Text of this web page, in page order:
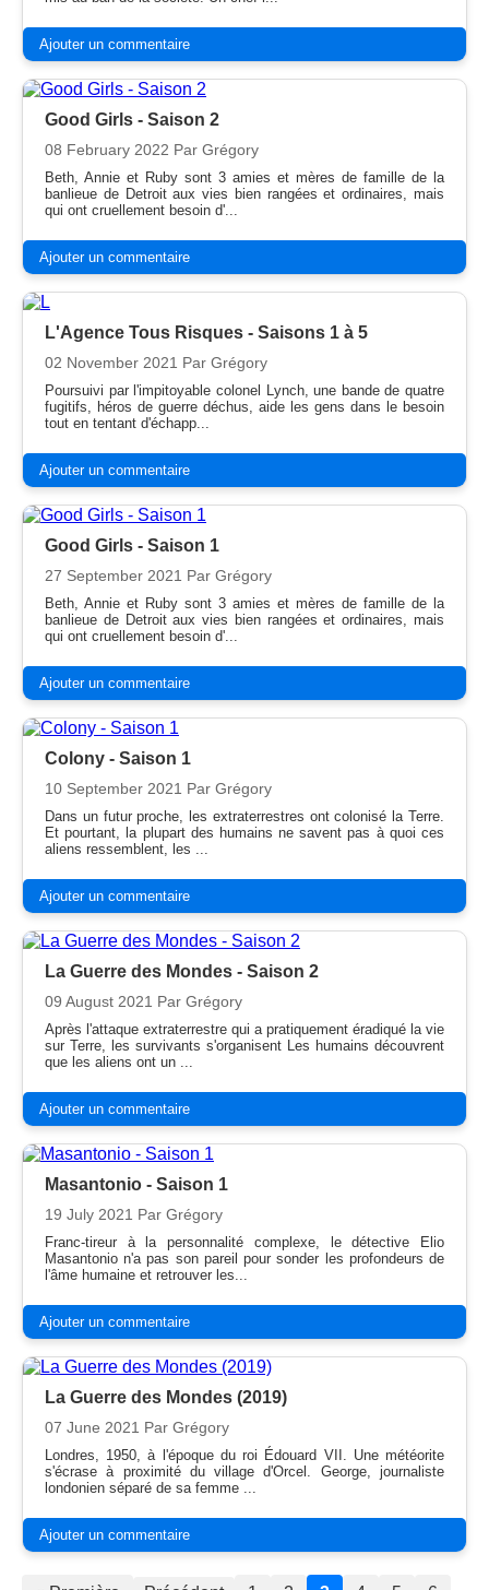
Ajouter un commentaire
Good Girls - Saison 2
08 February 2022 Par Grégory
Beth, Annie et Ruby sont 3 amies et mères de famille de la
banlieue de Detroit aux vies bien rangées et ordinaires, mais
qui ont cruellement besoin d'...
Ajouter un commentaire
L'Agence Tous Risques - Saisons 1 à 5
02 November 2021 Par Grégory
Poursuivi par l'impitoyable colonel Lynch, une bande de quatre
fugitifs, héros de guerre déchus, aide les gens dans le besoin
tout en tentant d'échapp...
Ajouter un commentaire
Good Girls - Saison 1
27 September 2021 Par Grégory
Beth, Annie et Ruby sont 3 amies et mères de famille de la
banlieue de Detroit aux vies bien rangées et ordinaires, mais
qui ont cruellement besoin d'...
Ajouter un commentaire
Colony - Saison 1
10 September 2021 Par Grégory
Dans un futur proche, les extraterrestres ont colonisé la Terre.
Et pourtant, la plupart des humains ne savent pas à quoi ces
aliens ressemblent, les ...
Ajouter un commentaire
La Guerre des Mondes - Saison 2
09 August 2021 Par Grégory
Après l'attaque extraterrestre qui a pratiquement éradiqué la vie
sur Terre, les survivants s'organisent Les humains découvrent
que les aliens ont un ...
Ajouter un commentaire
Masantonio - Saison 1
19 July 2021 Par Grégory
Franc-tireur à la personnalité complexe, le détective Elio
Masantonio n'a pas son pareil pour sonder les profondeurs de
l'âme humaine et retrouver les...
Ajouter un commentaire
La Guerre des Mondes (2019)
07 June 2021 Par Grégory
Londres, 1950, à l'époque du roi Édouard VII. Une météorite
s'écrase à proximité du village d'Orcel. George, journaliste
londonien séparé de sa femme ...
Ajouter un commentaire